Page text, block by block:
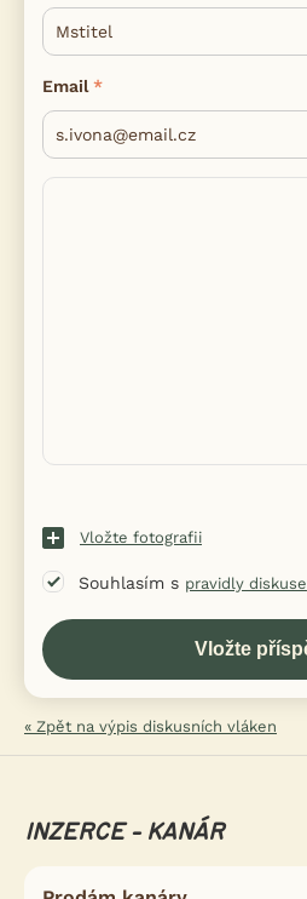
Email
Vložte fotografii
Souhlasím s pravidly diskuse
« Zpět na výpis diskusních vláken
INZERCE - KANÁR